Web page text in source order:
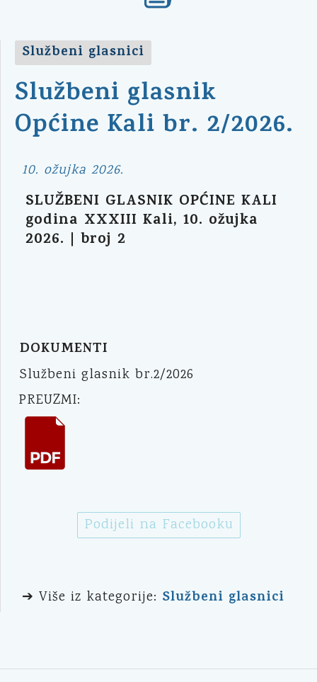
Službeni glasnici
Službeni glasnik
Općine Kali br. 2/2026.
10. ožujka 2026.
SLUŽBENI GLASNIK OPĆINE KALI
godina XXXIII Kali, 10. ožujka
2026. | broj 2
DOKUMENTI
Službeni glasnik br.2/2026
PREUZMI:
Podijeli na Facebooku
➔ Više iz kategorije: Službeni glasnici